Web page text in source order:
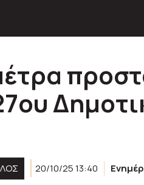
20/10/25 13:40